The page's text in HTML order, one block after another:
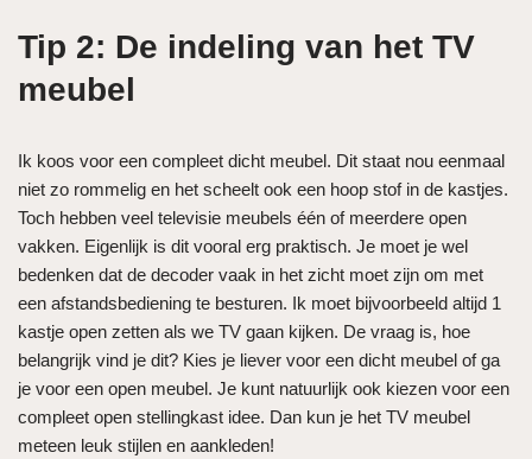
Tip 2: De indeling van het TV
meubel
Ik koos voor een compleet dicht meubel. Dit staat nou eenmaal
niet zo rommelig en het scheelt ook een hoop stof in de kastjes.
Toch hebben veel televisie meubels één of meerdere open
vakken. Eigenlijk is dit vooral erg praktisch. Je moet je wel
bedenken dat de decoder vaak in het zicht moet zijn om met
een afstandsbediening te besturen. Ik moet bijvoorbeeld altijd 1
kastje open zetten als we TV gaan kijken. De vraag is, hoe
belangrijk vind je dit? Kies je liever voor een dicht meubel of ga
je voor een open meubel. Je kunt natuurlijk ook kiezen voor een
compleet open stellingkast idee. Dan kun je het TV meubel
meteen leuk stijlen en aankleden!